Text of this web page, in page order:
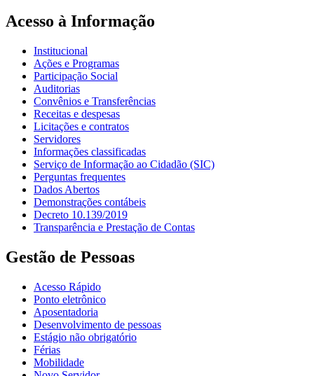
Acesso à Informação
Institucional
Ações e Programas
Participação Social
Auditorias
Convênios e Transferências
Receitas e despesas
Licitações e contratos
Servidores
Informações classificadas
Serviço de Informação ao Cidadão (SIC)
Perguntas frequentes
Dados Abertos
Demonstrações contábeis
Decreto 10.139/2019
Transparência e Prestação de Contas
Gestão de Pessoas
Acesso Rápido
Ponto eletrônico
Aposentadoria
Desenvolvimento de pessoas
Estágio não obrigatório
Férias
Mobilidade